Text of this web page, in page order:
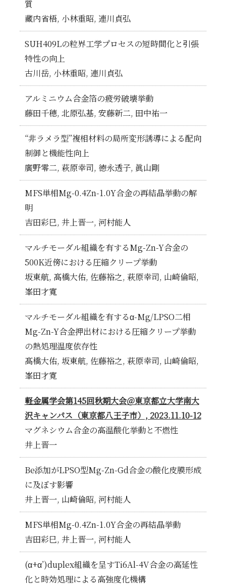
質
藏内省梧, 小林重昭, 連川貞弘
SUH409Lの粒界工学プロセスの短時間化と引張
特性の向上
古川岳, 小林重昭, 連川貞弘
アルミニウム合金箔の疲労破壊挙動
藤田千穂, 北原弘基, 安藤新二, 田中祐一
“非ラメラ型”複相材料の局所変形誘導による配向
制御と機能性向上
廣野零二, 萩原幸司, 徳永透子, 眞山剛
MFS単相Mg-0.4Zn-1.0Y合金の再結晶挙動の解
明
吉田彩巳, 井上晋一, 河村能人
マルチモーダル組織を有するMg-Zn-Y合金の
500K近傍における圧縮クリープ挙動
坂東航, 髙橋大佑, 佐藤裕之, 萩原幸司, 山崎倫昭,
峯田才寬
マルチモーダル組織を有するα-Mg/LPSO二相
Mg-Zn-Y合金押出材における圧縮クリープ挙動
の熱処理温度依存性
髙橋大佑, 坂東航, 佐藤裕之, 萩原幸司, 山崎倫昭,
峯田才寛
軽金属学会第145回秋期大会＠東京都立大学南大
沢キャンパス（東京都八王子市）, 2023.11.10-12
マグネシウム合金の高温酸化挙動と不燃性
井上晋一
Be添加がLPSO型Mg-Zn-Gd合金の酸化皮膜形成
に及ぼす影響
井上晋一, 山崎倫昭, 河村能人
MFS単相Mg-0.4Zn-1.0Y合金の再結晶挙動
吉田彩巳, 井上晋一, 河村能人
(α+α’)duplex組織を呈すTi6Al-4V合金の高延性
化と時効処理による高強度化機構